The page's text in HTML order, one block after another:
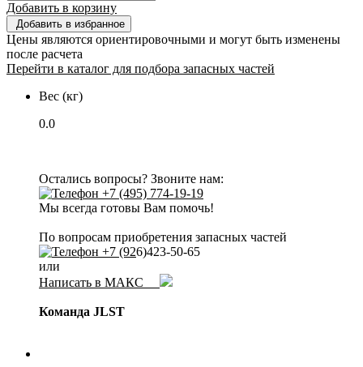
Добавить в корзину
Добавить в избранное
Цены являются ориентировочными и могут быть изменены
после расчета
Перейти в каталог для подбора запасных частей
Вес (кг)
0.0
Остались вопросы? Звоните нам:
+7 (495) 774-19-19
Мы всегда готовы Вам помочь!
По вопросам приобретения запасных частей
+7 (926)423-50-65
или
Написать в МАКС
Команда JLST